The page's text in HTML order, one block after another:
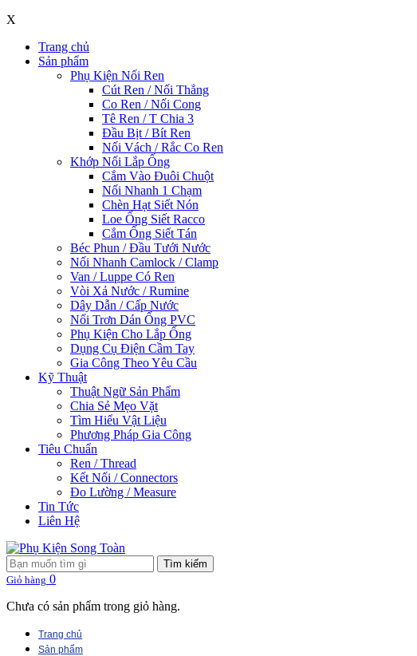
X
Trang chủ
Sản phẩm
Phụ Kiện Nối Ren
Cút Ren / Nối Thẳng
Co Ren / Nối Cong
Tê Ren / T Chia 3
Đầu Bịt / Bít Ren
Nối Vách / Rắc Co Ren
Khớp Nối Lắp Ống
Cắm Vào Đuôi Chuột
Nối Nhanh 1 Chạm
Chèn Hạt Siết Nón
Loe Ống Siết Racco
Cắm Ống Siết Tán
Béc Phun / Đầu Tưới Nước
Nối Nhanh Camlock / Clamp
Van / Luppe Có Ren
Vòi Xả Nước / Rumine
Dây Dẫn / Cấp Nước
Nối Trơn Dán Ống PVC
Phụ Kiện Cho Lắp Ống
Dụng Cụ Điện Cầm Tay
Gia Công Theo Yêu Cầu
Kỹ Thuật
Thuật Ngữ Sản Phẩm
Chia Sẻ Mẹo Vặt
Tìm Hiểu Vật Liệu
Phương Pháp Gia Công
Tiêu Chuẩn
Ren / Thread
Kết Nối / Connectors
Đo Lường / Measure
Tin Tức
Liên Hệ
Tìm kiếm
Giỏ hàng 0
Chưa có sản phẩm trong giỏ hàng.
Trang chủ
Sản phẩm